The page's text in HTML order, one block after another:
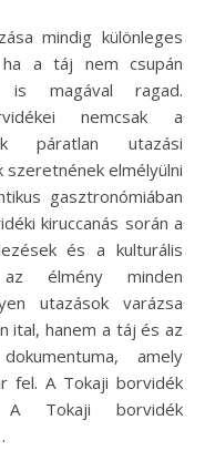
a táj nem csupán
is magával ragad.
nemcsak a
páratlan utazási
szeretnének elmélyülni
gasztronómiában
kiruccanás során a
és a kulturális
élmény minden
utazások varázsa
ital, hanem a táj és az
amely
fel. A Tokaji borvidék
A Tokaji borvidék